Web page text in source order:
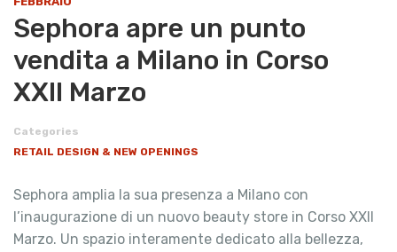
Sephora apre un punto
vendita a Milano in Corso
XXII Marzo
Categories
RETAIL DESIGN & NEW OPENINGS
Sephora amplia la sua presenza a Milano con
l’inaugurazione di un nuovo beauty store in Corso XXII
Marzo. Un spazio interamente dedicato alla bellezza,